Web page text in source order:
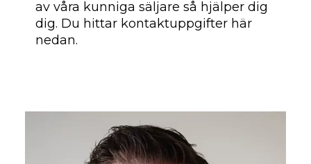
av våra kunniga säljare så hjälper dig
dig. Du hittar kontaktuppgifter här
nedan.